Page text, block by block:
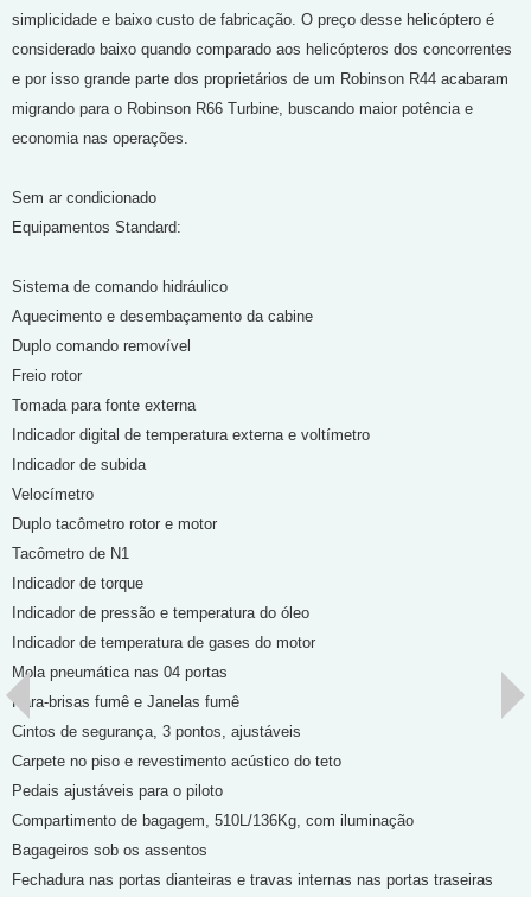
simplicidade e baixo custo de fabricação. O preço desse helicóptero é
considerado baixo quando comparado aos helicópteros dos concorrentes
e por isso grande parte dos proprietários de um Robinson R44 acabaram
migrando para o Robinson R66 Turbine, buscando maior potência e
economia nas operações.
Sem ar condicionado
Equipamentos Standard:
Sistema de comando hidráulico
Aquecimento e desembaçamento da cabine
Duplo comando removível
Freio rotor
Tomada para fonte externa
Indicador digital de temperatura externa e voltímetro
Indicador de subida
Velocímetro
Duplo tacômetro rotor e motor
Tacômetro de N1
Indicador de torque
Indicador de pressão e temperatura do óleo
Indicador de temperatura de gases do motor
Mola pneumática nas 04 portas
Para-brisas fumê e Janelas fumê
Cintos de segurança, 3 pontos, ajustáveis
Carpete no piso e revestimento acústico do teto
Pedais ajustáveis para o piloto
Compartimento de bagagem, 510L/136Kg, com iluminação
Bagageiros sob os assentos
Fechadura nas portas dianteiras e travas internas nas portas traseiras